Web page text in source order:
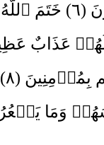
٦ )
خَتَمَ
عَذَابٌ
( ٨ )
وَمَا